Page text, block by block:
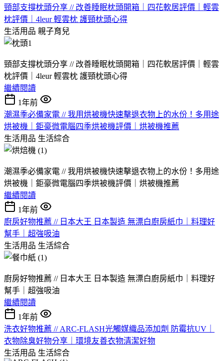
頸部支撐枕頭分享 // 改善睡眠枕頭開箱｜四花軟居評價｜輕雲
枕評價｜4leur 輕雲枕 護頸枕頭心得
生活用品 親子育兒
頸部支撐枕頭分享 // 改善睡眠枕頭開箱｜四花軟居評價｜輕雲
枕評價｜4leur 輕雲枕 護頸枕頭心得
繼續閱讀
1年前
潮濕季必備家電 // 我用烘被機快速擊退衣物上的水份！多用途
烘被機｜鉅豪微電腦四季烘被機評價｜烘被機推薦
生活用品 生活綜合
潮濕季必備家電 // 我用烘被機快速擊退衣物上的水份！多用途
烘被機｜鉅豪微電腦四季烘被機評價｜烘被機推薦
繼續閱讀
1年前
廚房好物推薦 // 日本大王 日本製造 無漂白廚房紙巾｜料理好
幫手｜超強吸油
生活用品 生活綜合
廚房好物推薦 // 日本大王 日本製造 無漂白廚房紙巾
料理好
幫手 ｜超強吸油
繼續閱讀
1年前
洗衣好物推薦 // ARC-FLASH光觸媒織品添加劑 防霉抗UV｜
衣物除臭好物分享｜環境友善衣物清潔好物
生活用品 生活綜合